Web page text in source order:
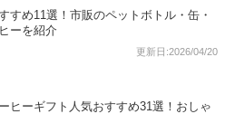
すめ11選！市販のペットボトル・缶・
ーを紹介
更新日:2026/04/20
ヒーギフト人気おすすめ31選！おしゃ